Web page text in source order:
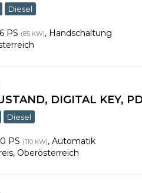
Diesel
PS (85 KW), Handschaltung
DIGITAL KEY,
Diesel
PS (110 KW),Automatik
, Oberösterreich